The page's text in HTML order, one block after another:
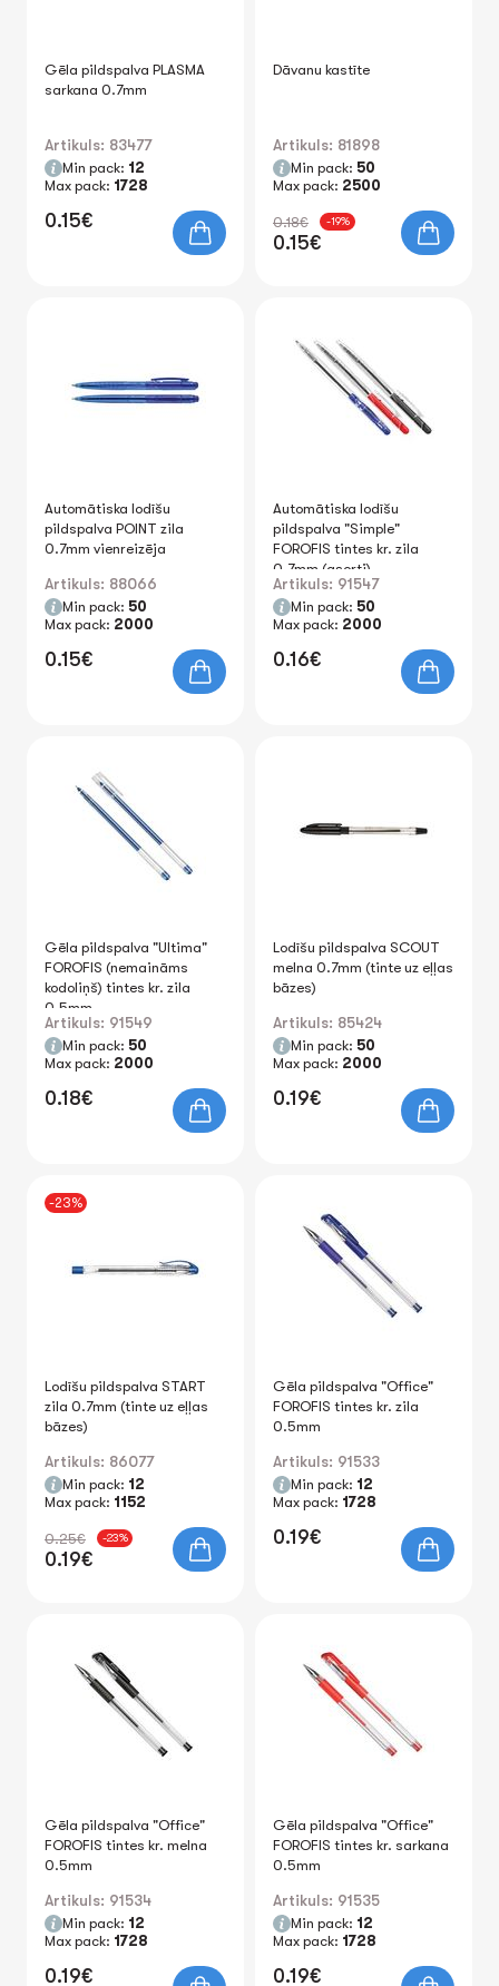
Gēla pildspalva PLASMA
sarkana 0.7mm
Artikuls: 83477
Min pack: 12
Max pack: 1728
0.15€
Dāvanu kastīte
Artikuls: 81898
Min pack: 50
Max pack: 2500
0.18€ -19%
0.15€
Automātiska lodīšu
pildspalva POINT zila
0.7mm vienreizēja
Artikuls: 88066
Min pack: 50
Max pack: 2000
0.15€
Automātiska lodīšu
pildspalva "Simple"
FOROFIS tintes kr. zila
0.7mm (asorti)
Artikuls: 91547
Min pack: 50
Max pack: 2000
0.16€
Gēla pildspalva "Ultima"
FOROFIS (nemaināms
kodoliņš) tintes kr. zila
0.5mm
Artikuls: 91549
Min pack: 50
Max pack: 2000
0.18€
Lodīšu pildspalva SCOUT
melna 0.7mm (tinte uz eļļas
bāzes)
Artikuls: 85424
Min pack: 50
Max pack: 2000
0.19€
-23%
Lodīšu pildspalva START
zila 0.7mm (tinte uz eļļas
bāzes)
Artikuls: 86077
Min pack: 12
Max pack: 1152
0.25€ -23%
0.19€
Gēla pildspalva "Office"
FOROFIS tintes kr. zila
0.5mm
Artikuls: 91533
Min pack: 12
Max pack: 1728
0.19€
Gēla pildspalva "Office"
FOROFIS tintes kr. melna
0.5mm
Artikuls: 91534
Min pack: 12
Max pack: 1728
0.19€
Gēla pildspalva "Office"
FOROFIS tintes kr. sarkana
0.5mm
Artikuls: 91535
Min pack: 12
Max pack: 1728
0.19€